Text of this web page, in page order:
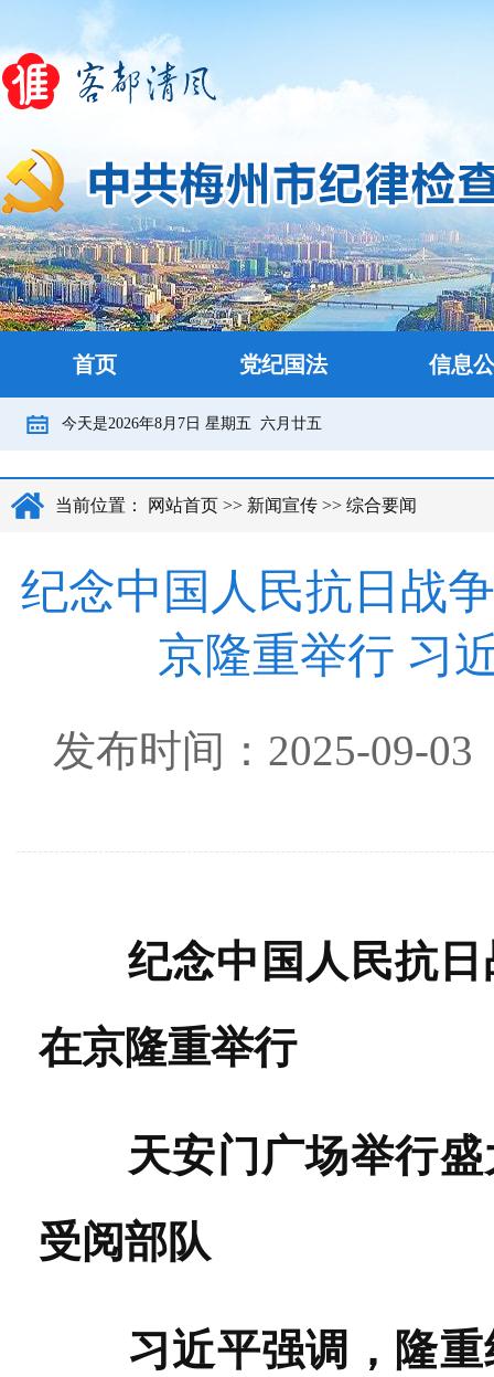
首页 党纪国法 信息
今天是2026年8月7日 星期五 六月廿五
当前位置： 网站首页 >> 新闻宣传 >> 综合要闻
纪念中国人民抗日战
京隆重举行 习
发布时间： 2025-09-03
纪念中国人民抗
在京隆重举行
天安门广场举行
受阅部队
习近平强调，隆